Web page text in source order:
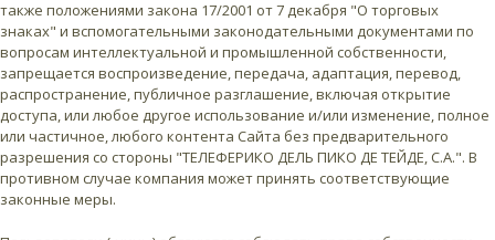
также положениями закона 17/2001 от 7 декабря "О торговых
знаках" и вспомогательными законодательными документами по
вопросам интеллектуальной и промышленной собственности,
запрещается воспроизведение, передача, адаптация, перевод,
распространение, публичное разглашение, включая открытие
доступа, или любое другое использование и/или изменение, полное
или частичное, любого контента Сайта без предварительного
разрешения со стороны "ТЕЛЕФЕРИКО ДЕЛЬ ПИКО ДЕ ТЕЙДЕ, С.А.". В
противном случае компания может принять соответствующие
законные меры.